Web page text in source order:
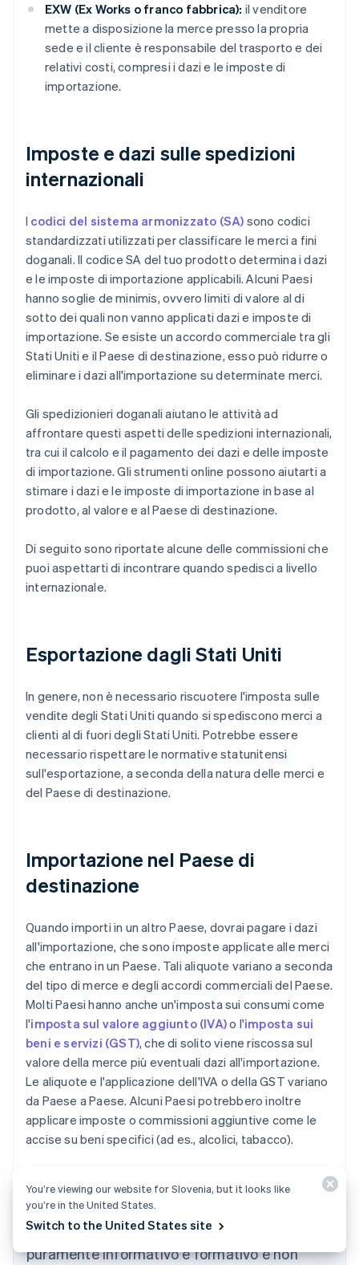
EXW (Ex Works o franco fabbrica): il venditore
mette a disposizione la merce presso la propria
sede e il cliente è responsabile del trasporto e dei
relativi costi, compresi i dazi e le imposte di
importazione.
Imposte e dazi sulle spedizioni
internazionali
I codici del sistema armonizzato (SA) sono codici
standardizzati utilizzati per classificare le merci a fini
doganali. Il codice SA del tuo prodotto determina i dazi
e le imposte di importazione applicabili. Alcuni Paesi
hanno soglie de minimis, ovvero limiti di valore al di
sotto dei quali non vanno applicati dazi e imposte di
importazione. Se esiste un accordo commerciale tra gli
Stati Uniti e il Paese di destinazione, esso può ridurre o
eliminare i dazi all'importazione su determinate merci.
Gli spedizionieri doganali aiutano le attività ad
affrontare questi aspetti delle spedizioni internazionali,
tra cui il calcolo e il pagamento dei dazi e delle imposte
di importazione. Gli strumenti online possono aiutarti a
stimare i dazi e le imposte di importazione in base al
prodotto, al valore e al Paese di destinazione.
Di seguito sono riportate alcune delle commissioni che
puoi aspettarti di incontrare quando spedisci a livello
internazionale.
Esportazione dagli Stati Uniti
In genere, non è necessario riscuotere l'imposta sulle
vendite degli Stati Uniti quando si spediscono merci a
clienti al di fuori degli Stati Uniti. Potrebbe essere
necessario rispettare le normative statunitensi
sull'esportazione, a seconda della natura delle merci e
del Paese di destinazione.
Importazione nel Paese di
destinazione
Quando importi in un altro Paese, dovrai pagare i dazi
all'importazione, che sono imposte applicate alle merci
che entrano in un Paese. Tali aliquote variano a seconda
del tipo di merce e degli accordi commerciali del Paese.
Molti Paesi hanno anche un'imposta sui consumi come
l'imposta sul valore aggiunto (IVA)o l'imposta sui
beni e servizi (GST), che di solito viene riscossa sul
valore della merce più eventuali dazi all'importazione.
Le aliquote e l'applicazione dell'IVA o della GST variano
da Paese a Paese. Alcuni Paesi potrebbero inoltre
applicare imposte o commissioni aggiuntive come le
accise su beni specifici (ad es., alcolici, tabacco).
I contenuti di questo articolo hanno uno scopo
puramente informativo e formativo e non
You’re viewing our website for Slovenia, but it looks like
you’re in the United States.
Switch to the United States site